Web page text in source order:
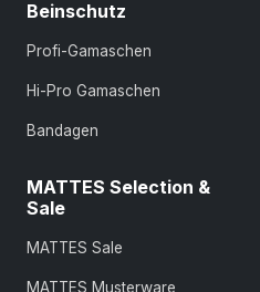
Beinschutz
Profi-Gamaschen
Hi-Pro Gamaschen
Bandagen
MATTES Selection &
Sale
MATTES Sale
MATTES Musterware